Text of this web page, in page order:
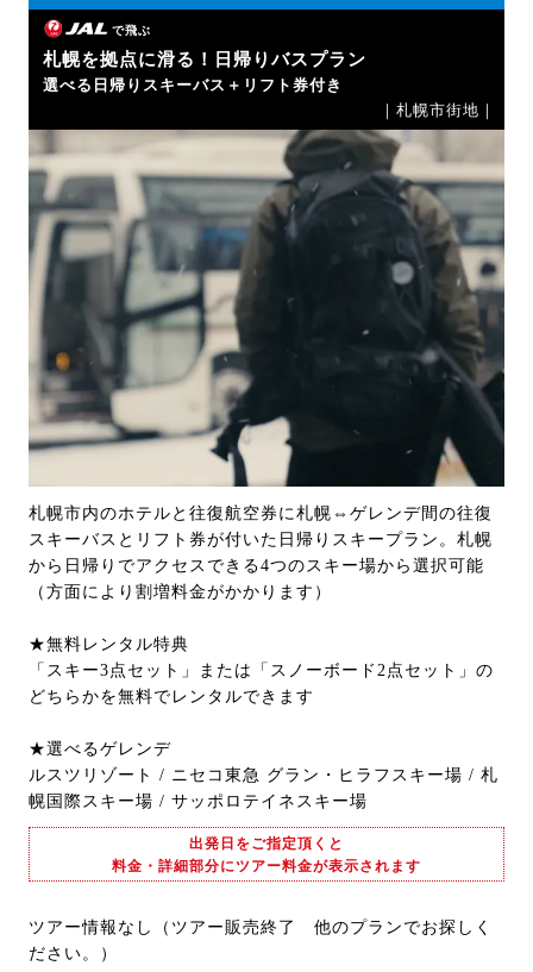
で飛ぶ
札幌を拠点に滑る！日帰りバスプラン
選べる日帰りスキーバス＋リフト券付き
｜札幌市街地｜
札幌市内のホテルと往復航空券に札幌⇔ゲレンデ間の往復
スキーバスとリフト券が付いた日帰りスキープラン。札幌
から日帰りでアクセスできる4つのスキー場から選択可能
（方面により割増料金がかかります）
★無料レンタル特典
「スキー3点セット」または「スノーボード2点セット」の
どちらかを無料でレンタルできます
★選べるゲレンデ
ルスツリゾート / ニセコ東急 グラン・ヒラフスキー場 / 札
幌国際スキー場 / サッポロテイネスキー場
出発日をご指定頂くと
料金・詳細部分にツアー料金が表示されます
ツアー情報なし（ツアー販売終了 他のプランでお探しく
ださい。）